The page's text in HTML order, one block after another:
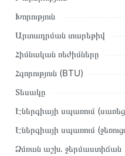
Այս ապրանքը գնելու համար
Կարող եք նաև պատվիրել՝
կոնտակտային համարներին։
Կայքում տվյալ ապրանքի՝
առաքման և վճարման
Խորություն
Արտադրման տարեթիվ
Հիմնական ռեժիմները
Հզորություն (BTU)
Տեսակը
Էներգիայի սպառում
Էներգիայի սպառում
Ձմռան աշխ․ ջերմաստիճան